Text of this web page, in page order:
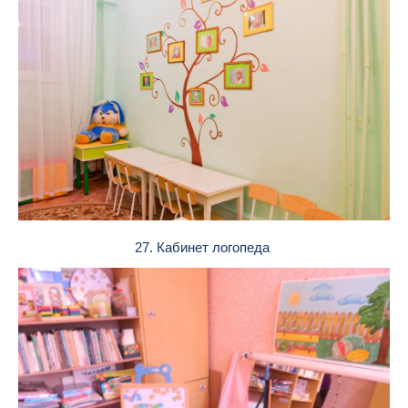
27. Кабинет логопеда